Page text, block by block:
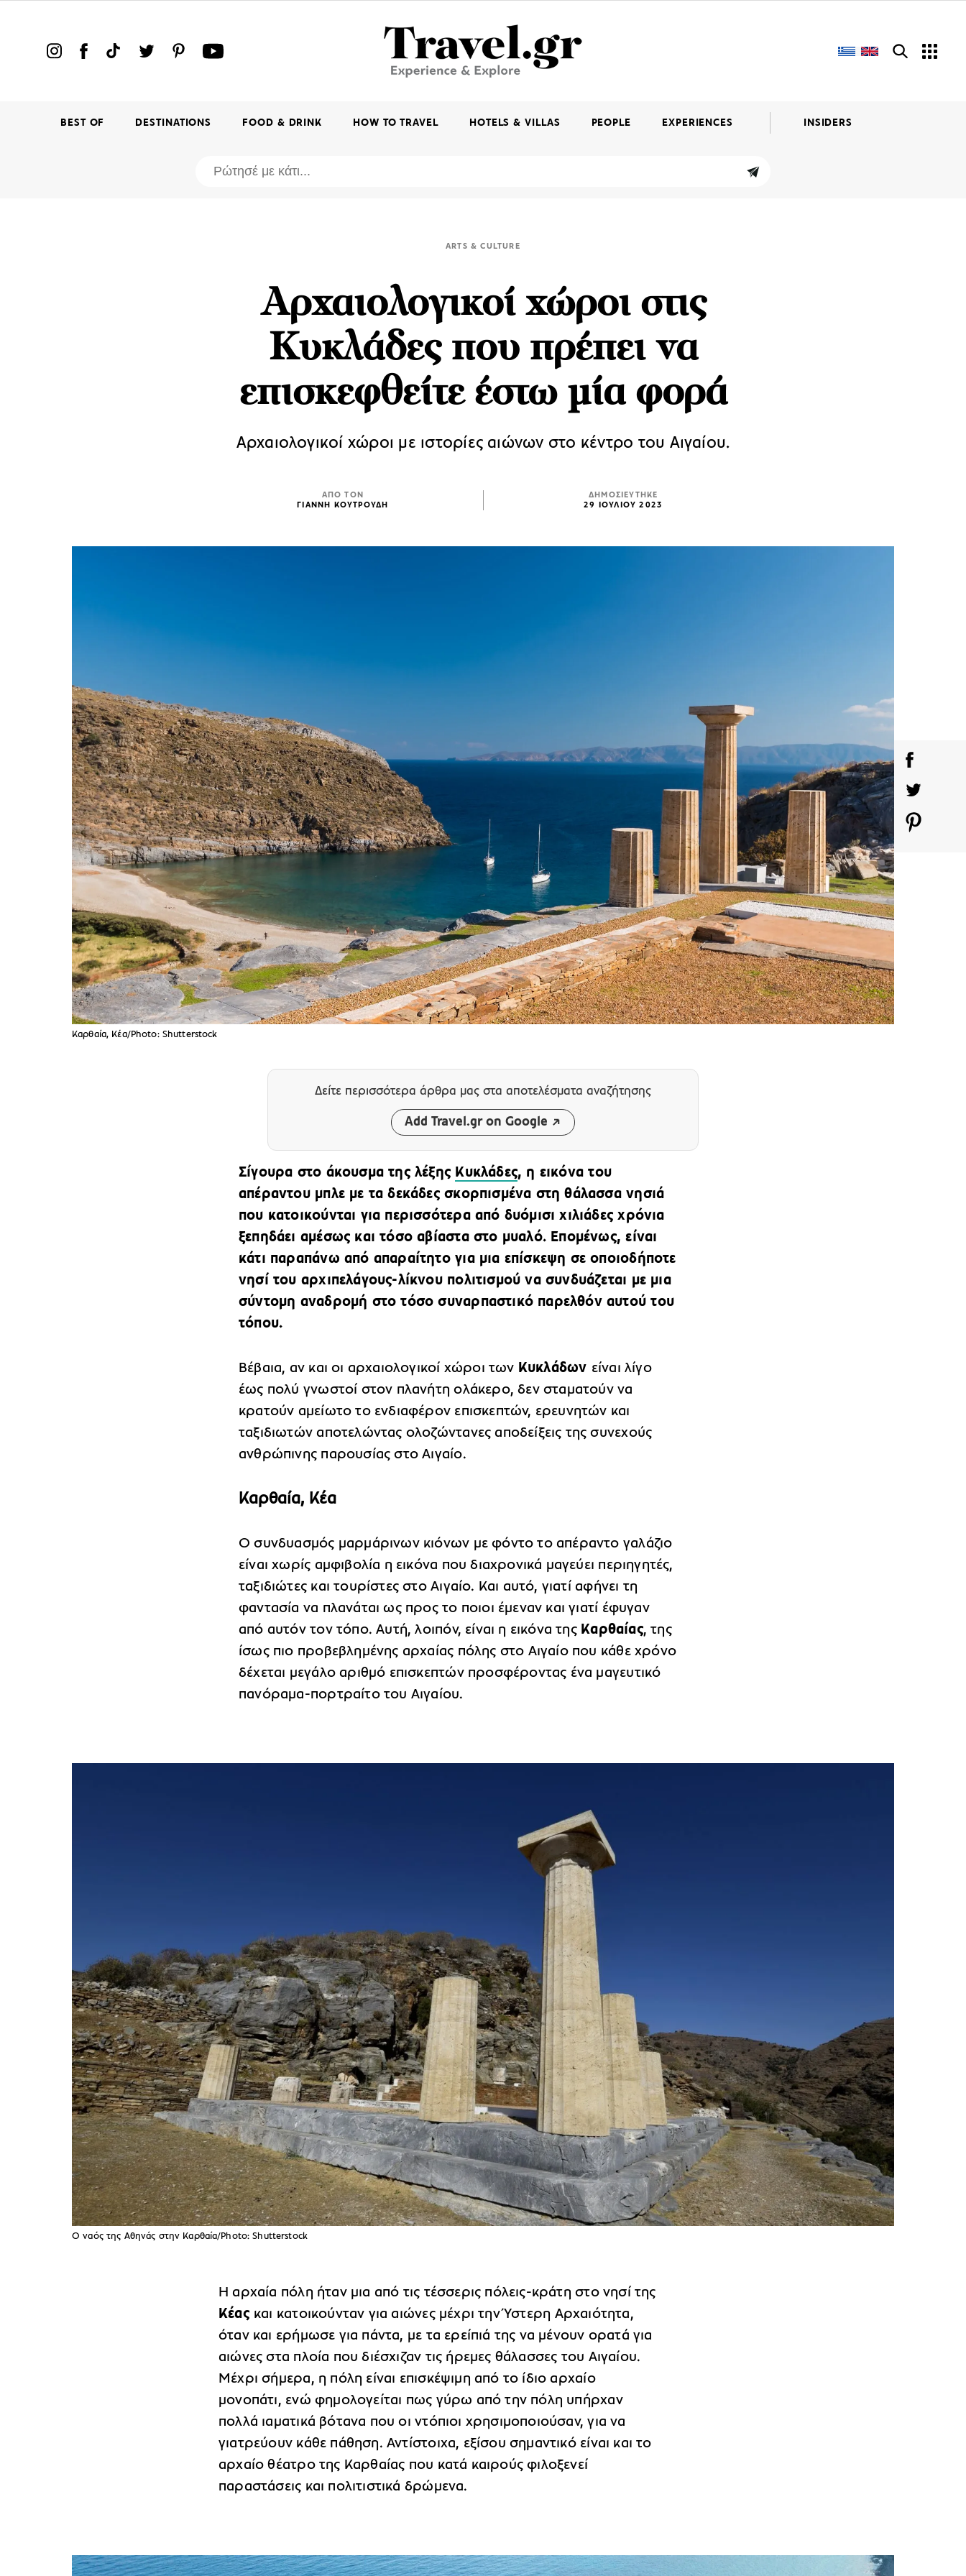
BEST OF DESTINATIONS FOOD & DRINK HOW TO TRAVEL HOTELS & VILLAS PEOPLE EXPERIENCES INSIDERS
ARTS & CULTURE
Αρχαιολογικοί χώροι στις
Κυκλάδες που πρέπει να
επισκεφθείτε έστω μία φορά
Αρχαιολογικοί χώροι με ιστορίες αιώνων στο κέντρο του Αιγαίου.
ΑΠΟ ΤΟΝ
ΓΙΑΝΝΗ ΚΟΥΤΡΟΥΔΗ
ΔΗΜΟΣΙΕΥΤΗΚΕ
29 ΙΟΥΛΙΟΥ 2023
Καρθαία, Κέα/Photo: Shutterstock
Δείτε περισσότερα άρθρα μας στα αποτελέσματα αναζήτησης
Add Travel.gr on Google
Σίγουρα στο άκουσμα της λέξης Κυκλάδες, η εικόνα του
απέραντου μπλε με τα δεκάδες σκορπισμένα στη θάλασσα νησιά
που κατοικούνται για περισσότερα από δυόμισι χιλιάδες χρόνια
ξεπηδάει αμέσως και τόσο αβίαστα στο μυαλό. Επομένως, είναι
κάτι παραπάνω από απαραίτητο για μια επίσκεψη σε οποιοδήποτε
νησί του αρχιπελάγους-λίκνου πολιτισμού να συνδυάζεται με μια
σύντομη αναδρομή στο τόσο συναρπαστικό παρελθόν αυτού του
τόπου.
Βέβαια, αν και οι αρχαιολογικοί χώροι των Κυκλάδων είναι λίγο
έως πολύ γνωστοί στον πλανήτη ολάκερο, δεν σταματούν να
κρατούν αμείωτο το ενδιαφέρον επισκεπτών, ερευνητών και
ταξιδιωτών αποτελώντας ολοζώντανες αποδείξεις της συνεχούς
ανθρώπινης παρουσίας στο Αιγαίο.
Καρθαία, Κέα
Ο συνδυασμός μαρμάρινων κιόνων με φόντο το απέραντο γαλάζιο
είναι χωρίς αμφιβολία η εικόνα που διαχρονικά μαγεύει περιηγητές,
ταξιδιώτες και τουρίστες στο Αιγαίο. Και αυτό, γιατί αφήνει τη
φαντασία να πλανάται ως προς το ποιοι έμεναν και γιατί έφυγαν
από αυτόν τον τόπο. Αυτή, λοιπόν, είναι η εικόνα της Καρθαίας, της
ίσως πιο προβεβλημένης αρχαίας πόλης στο Αιγαίο που κάθε χρόνο
δέχεται μεγάλο αριθμό επισκεπτών προσφέροντας ένα μαγευτικό
πανόραμα-πορτραίτο του Αιγαίου.
Ο ναός της Αθηνάς στην Καρθαία/Photo: Shutterstock
Η αρχαία πόλη ήταν μια από τις τέσσερις πόλεις-κράτη στο νησί της
Κέας και κατοικούνταν για αιώνες μέχρι την Ύστερη Αρχαιότητα,
όταν και ερήμωσε για πάντα, με τα ερείπιά της να μένουν ορατά για
αιώνες στα πλοία που διέσχιζαν τις ήρεμες θάλασσες του Αιγαίου.
Μέχρι σήμερα, η πόλη είναι επισκέψιμη από το ίδιο αρχαίο
μονοπάτι, ενώ φημολογείται πως γύρω από την πόλη υπήρχαν
πολλά ιαματικά βότανα που οι ντόπιοι χρησιμοποιούσαν, για να
γιατρεύουν κάθε πάθηση. Αντίστοιχα, εξίσου σημαντικό είναι και το
αρχαίο θέατρο της Καρθαίας που κατά καιρούς φιλοξενεί
παραστάσεις και πολιτιστικά δρώμενα.